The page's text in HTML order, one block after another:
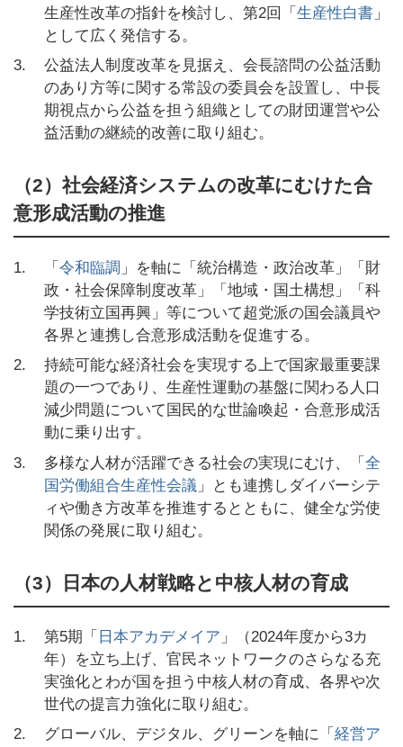
生産性改革の指針を検討し、第2回「 生産性白書 」
として広く発信する。
3.
公益法人制度改革を見据え、会長諮問の公益活動
のあり方等に関する常設の委員会を設置し、中長
期視点から公益を担う組織としての財団運営や公
益活動の継続的改善に取り組む。
（2）社会経済システムの改革にむけた合
意形成活動の推進
1. 「 令和臨調 」を軸に「統治構造・政治改革」「財
政・社会保障制度改革」「地域・国土構想」「科
学技術立国再興」等について超党派の国会議員や
各界と連携し合意形成活動を促進する。
2.
持続可能な経済社会を実現する上で国家最重要課
題の一つであり、生産性運動の基盤に関わる人口
減少問題について国民的な世論喚起・合意形成活
動に乗り出す。
3.
多様な人材が活躍できる社会の実現にむけ、「 全
国労働組合生産性会議 」とも連携しダイバーシテ
ィや働き方改革を推進するとともに、健全な労使
関係の発展に取り組む。
（3）日本の人材戦略と中核人材の育成
1. 第5期「 日本アカデメイア 」（2024年度から3カ
年）を立ち上げ、官民ネットワークのさらなる充
実強化とわが国を担う中核人材の育成、各界や次
世代の提言力強化に取り組む。
2.
グローバル、デジタル、グリーンを軸に「 経営ア